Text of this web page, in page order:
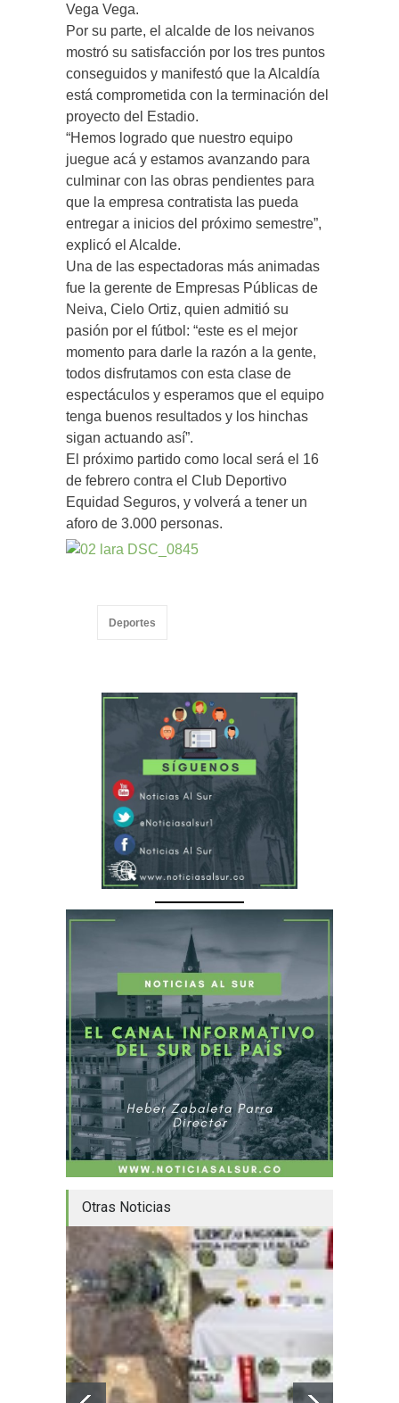
Vega Vega.
Por su parte, el alcalde de los neivanos
mostró su satisfacción por los tres puntos
conseguidos y manifestó que la Alcaldía
está comprometida con la terminación del
proyecto del Estadio.
“Hemos logrado que nuestro equipo
juegue acá y estamos avanzando para
culminar con las obras pendientes para
que la empresa contratista las pueda
entregar a inicios del próximo semestre”,
explicó el Alcalde.
Una de las espectadoras más animadas
fue la gerente de Empresas Públicas de
Neiva, Cielo Ortiz, quien admitió su
pasión por el fútbol: “este es el mejor
momento para darle la razón a la gente,
todos disfrutamos con esta clase de
espectáculos y esperamos que el equipo
tenga buenos resultados y los hinchas
sigan actuando así”.
El próximo partido como local será el 16
de febrero contra el Club Deportivo
Equidad Seguros, y volverá a tener un
aforo de 3.000 personas.
Deportes
Otras Noticias